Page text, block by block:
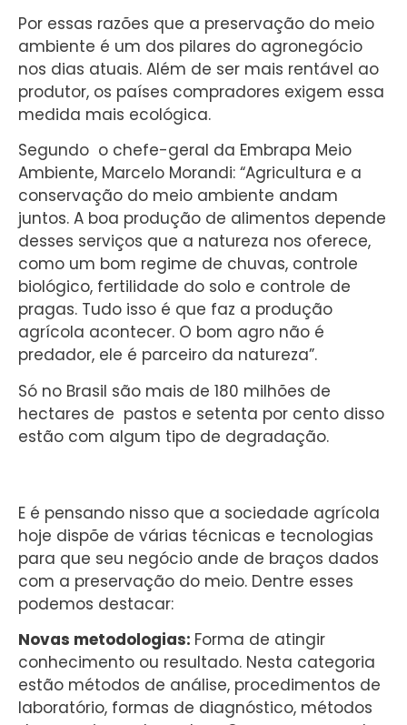
Por essas razões que a preservação do meio
ambiente é um dos pilares do agronegócio
nos dias atuais. Além de ser mais rentável ao
produtor, os países compradores exigem essa
medida mais ecológica.
Segundo o chefe-geral da Embrapa Meio
Ambiente, Marcelo Morandi: “Agricultura e a
conservação do meio ambiente andam
juntos. A boa produção de alimentos depende
desses serviços que a natureza nos oferece,
como um bom regime de chuvas, controle
biológico, fertilidade do solo e controle de
pragas. Tudo isso é que faz a produção
agrícola acontecer. O bom agro não é
predador, ele é parceiro da natureza”.
Só no Brasil são mais de 180 milhões de
hectares de pastos e setenta por cento disso
estão com algum tipo de degradação.
E é pensando nisso que a sociedade agrícola
hoje dispõe de várias técnicas e tecnologias
para que seu negócio ande de braços dados
com a preservação do meio. Dentre esses
podemos destacar:
Novas metodologias: Forma de atingir
conhecimento ou resultado. Nesta categoria
estão métodos de análise, procedimentos de
laboratório, formas de diagnóstico, métodos